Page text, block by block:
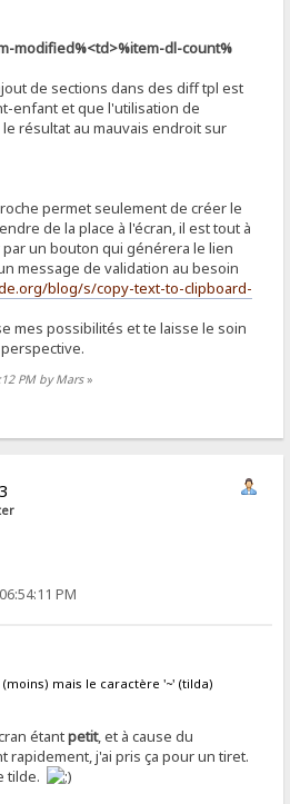
modified%<td>%item-dl-count%
de sections dans des diff tpl est
enfant et que l'utilisation de
résultat au mauvais endroit sur
permet seulement de créer le
de la place à l'écran, il est tout à
un bouton qui générera le lien
message de validation au besoin
blog/s/copy-text-to-clipboard-
mes possibilités et te laisse le soin
PM by Mars»
PM
mais le caractère '~' (tilda)
étantpetit, et à cause du
rapidement, j'ai pris ça pour un tiret.
tilde.